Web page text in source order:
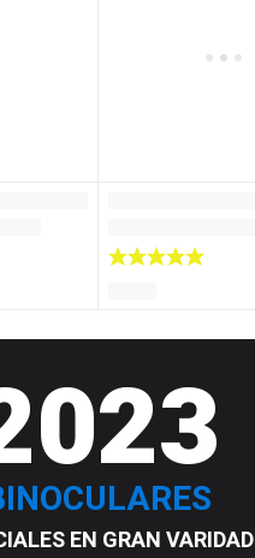
EN GRAN VARIDAD